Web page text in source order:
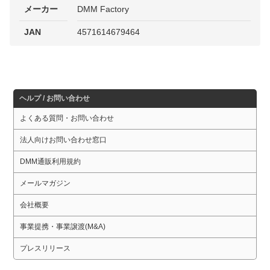
メーカー DMM Factory
JAN 4571614679464
ヘルプ / お問い合わせ
よくある質問・お問い合わせ
法人向けお問い合わせ窓口
DMM通販利用規約
メールマガジン
会社概要
事業提携・事業譲渡(M&A)
プレスリリース